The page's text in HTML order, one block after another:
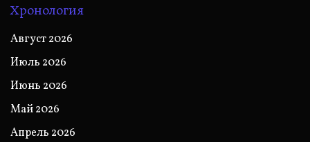
Хронология
Август 2026
Июль 2026
Июнь 2026
Май 2026
Апрель 2026